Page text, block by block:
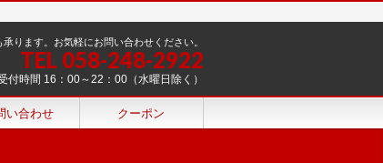
ります。お気軽にお問い合わせください。
TEL 058-248-2922
付時間 16：00～22：00（水曜日除く）
い合わせ クーポン